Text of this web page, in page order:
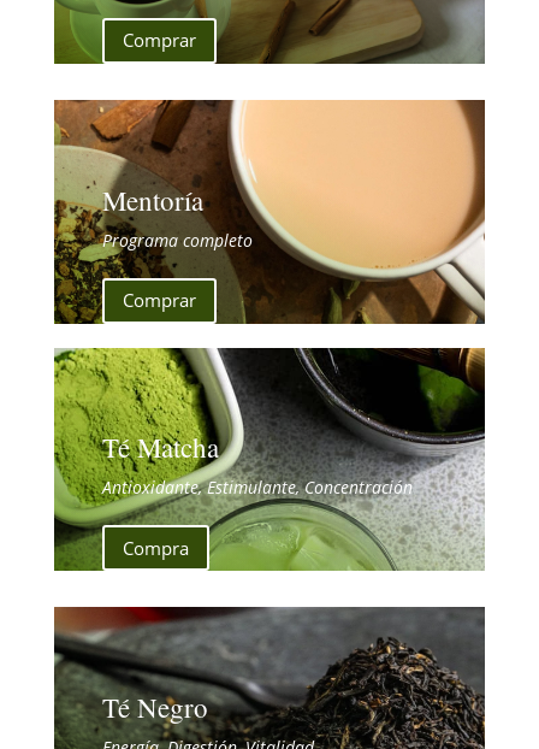
Comprar
Mentoría
Programa completo
Comprar
Té Matcha
Antioxidante, Estimulante, Concentración
Compra
Té Negro